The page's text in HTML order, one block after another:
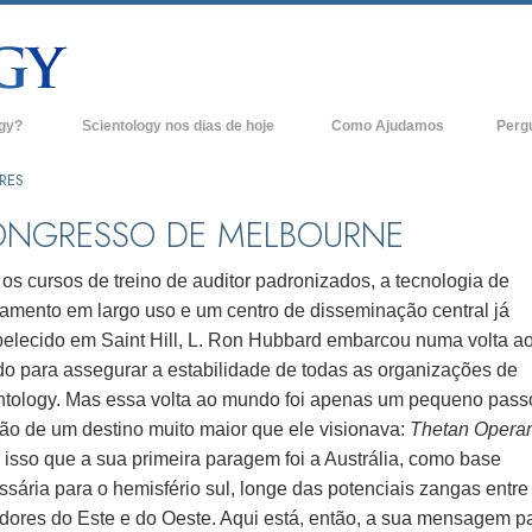
Dizem
de Scientology
Scientology nos dias de hoje
Base em Terra de Flag
Freewinds
A levar Scientology ao Mundo
David Miscavige - Líder Eclesiástico de
Scientology
Como Ajudamos
A
DE MELBOURNE
cursos de treino de auditor padronizados, a tecnologia de
em largo uso e um centro de disseminação central já
em Saint Hill, L. Ron Hubbard embarcou numa volta
para assegurar a estabilidade de todas as organizações de
Mas essa volta ao mundo foi apenas um pequeno
de um destino muito maior que ele visionava: Thetan
isso que a sua primeira paragem foi a Austrália, como base
para o hemisfério sul, longe das potenciais zangas entre
do Este e do Oeste. Aqui está, então, a sua mensagem